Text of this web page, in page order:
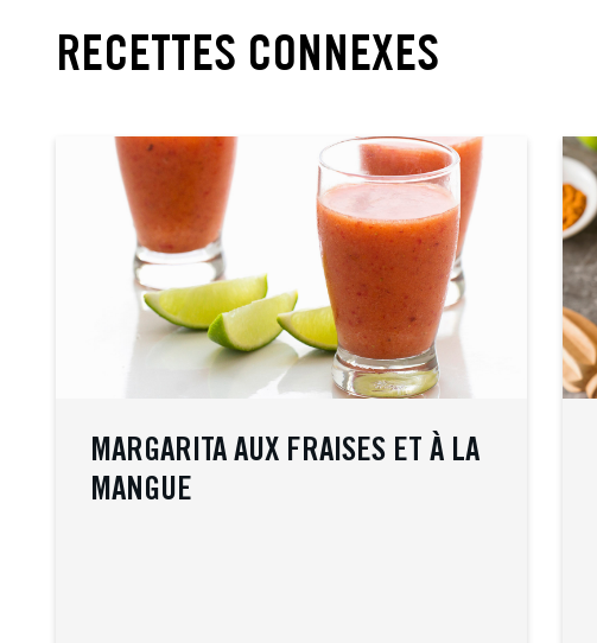
RECETTES CONNEXES
MARGARITA AUX FRAISES ET À LA
MANGUE